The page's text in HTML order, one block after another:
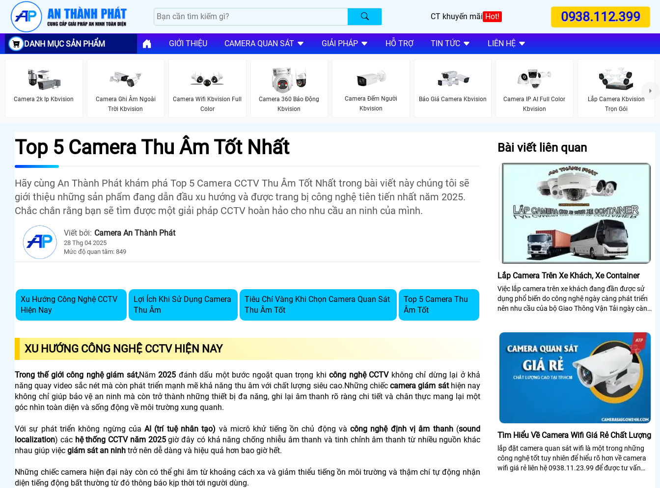
CT khuyến mãi Hot! 0938.112.399
DANH MỤC SẢN PHẨM GIỚI THIỆU CAMERA QUAN SÁT GIẢI PHÁP HỖ TRỢ TIN TỨC LIÊN HỆ
Camera 2k Ip Kbvision
Camera Ghi Âm Ngoài
Trời Kbvision
Camera Wifi Kbvision Full
Color
Camera 360 Báo Động
Kbvision
Camera Đếm Người
Kbvision
Báo Giá Camera Kbvision
Camera IP AI Full Color
Kbvision
Lắp Camera Kbvision
Trọn Gói
Top 5 Camera Thu Âm Tốt Nhất
Hãy cùng An Thành Phát khám phá Top 5 Camera CCTV Thu Âm Tốt Nhất trong bài viết này chúng tôi sẽ
giới thiệu những sản phẩm đang dẫn đầu xu hướng và được trang bị công nghệ tiên tiến nhất năm 2025.
Chắc chắn rằng bạn sẽ tìm được một giải pháp CCTV hoàn hảo cho nhu cầu an ninh của mình.
Viết bởi: Camera An Thành Phát
28 Thg 04 2025
Mức độ quan tâm: 849
Xu Hướng Công Nghệ CCTV
Hiện Nay
Lợi Ích Khi Sử Dụng Camera
Thu Âm
Tiêu Chí Vàng Khi Chọn Camera Quan Sát
Thu Âm Tốt
Top 5 Camera Thu
Âm Tốt
XU HƯỚNG CÔNG NGHỆ CCTV HIỆN NAY
Trong thế giới công nghệ giám sát,Năm2025 đánh dấu một bước ngoặt quan trọng khicông nghệ CCTVkhông chỉ dừng lại ở khả
năng quay video sắc nét mà còn phát triển mạnh mẽ khả năng thu âm với chất lượng siêu cao.Những chiếccamera giám sáthiện nay
không chỉ giúp bảo vệ an ninh mà còn trở thành những thiết bị đa năng, ghi lại âm thanh rõ ràng chi tiết và chân thực mang lại một
góc nhìn toàn diện và sống động về môi trường xung quanh.
Với sự phát triển không ngừng củaAI (trí tuệ nhân tạo) và micrô khử tiếng ồn chủ động vàcông nghệ định vị âm thanh(sound
localization) cáchệ thống CCTV năm 2025giờ đây có khả năng chống nhiễu âm thanh và tinh chỉnh âm thanh từ nhiều nguồn khác
nhau giúp việc giám sát an ninh trở nên dễ dàng và hiệu quả hơn bao giờ hết.
Những chiếc camera hiện đại này còn có thể ghi âm từ khoảng cách xa và giảm thiểu tiếng ồn môi trường và thậm chí tự động nhận
diện tiếng động bất thường từ đó thông báo kịp thời tới người dùng.
Bài viết liên quan
Lắp Camera Trên Xe Khách, Xe Container
Việc lắp camera trên xe khách đang đần được sử
dụng phổ biến do công nghệ ngày càng phát triển
nên nhu cầu của bộ Giao Thông Vận Tải ngày càng
Tìm Hiểu Về Camera Wifi Giá Rẻ Chất Lượng
lắp đặt camera quan sát wifi là một trong những
công nghệ tốt tuy nhiên để hiểu rõ hơn về camera
wifi giá rẻ liên hệ 0938.11.23.99 để được tư vấn